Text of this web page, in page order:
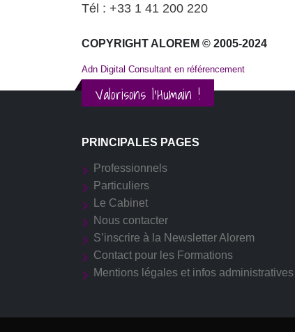
Tél : +33 1 41 200 220
COPYRIGHT ALOREM © 2005-2024
Adn Digital Consultant en référencement
Valorisons l'Humain !
PRINCIPALES PAGES
Professionnels
Particuliers
Le Cabinet
Nous contacter
S’inscrire à la Newsletter Alorem
Contact pour les Formations
Mentions légales et infos administratives